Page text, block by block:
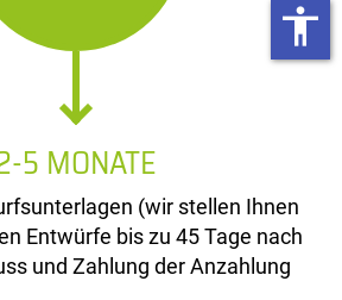
5 MONATE
(wir stellen Ihnen
Entwürfe bis zu 45 Tage nach
und Zahlung der Anzahlung
accessibility